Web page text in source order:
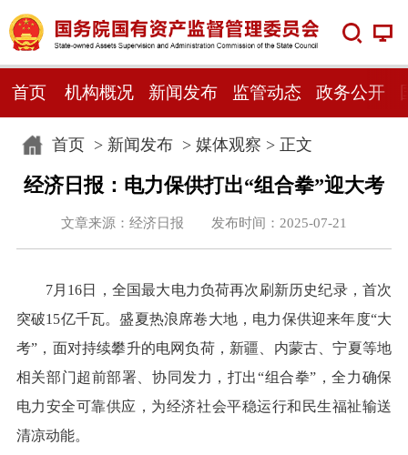
首页 机构概况 新闻发布 监管动态 政务公开
首页> 新闻发布> 媒体观察 > 正文
经济日报：电力保供打出“组合拳”迎大考
文章来源：经济日报 发布时间：2025-07-21
7月16日，全国最大电力负荷再次刷新历史纪录，首次
突破15亿千瓦。盛夏热浪席卷大地，电力保供迎来年度“大
考”，面对持续攀升的电网负荷，新疆、内蒙古、宁夏等地
相关部门超前部署、协同发力，打出“组合拳”，全力确保
电力安全可靠供应，为经济社会平稳运行和民生福祉输送
清凉动能。